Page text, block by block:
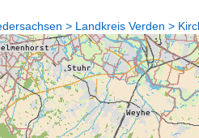
> Landkreis Verden >